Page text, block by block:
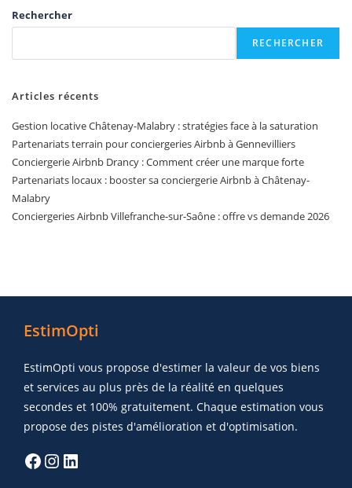
Rechercher
RECHERCHER
Articles récents
Gestion locative Châtenay-Malabry : stratégies face à la saturation
Partenariats terrain pour conciergeries Airbnb à Gennevilliers
Conciergerie Airbnb Drancy : Comment créer une marque forte
Partenariats locaux : booster sa conciergerie Airbnb à Châtenay-
Malabry
Conciergeries Airbnb Villefranche-sur-Saône : offre vs demande 2026
EstimOpti
EstimOpti vous propose d'estimer la valeur de vos biens
et services au plus près de la réalité en quelques
secondes et 100% gratuitement. Chaque estimation vous
propose des pistes d'amélioration et d'optimisation.